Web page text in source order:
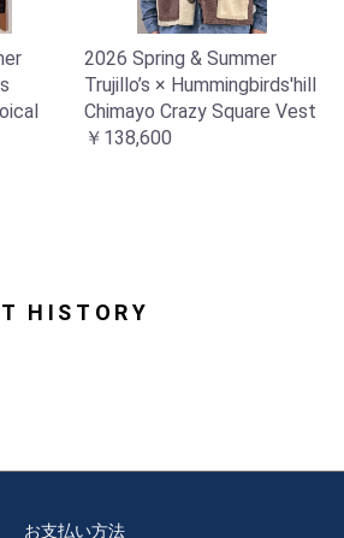
2026 Spring & Summer
Trujillo’s × Hummingbirds'hill
Chimayo Crazy Square Vest
￥138,600
HISTORY
お支払い方法